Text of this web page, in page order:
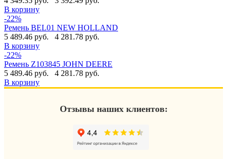
В корзину
-22%
Ремень BEL01 NEW HOLLAND
5 489.46 руб.
4 281.78 руб.
В корзину
-22%
Ремень Z103845 JOHN DEERE
5 489.46 руб.
4 281.78 руб.
В корзину
Отзывы наших клиентов: